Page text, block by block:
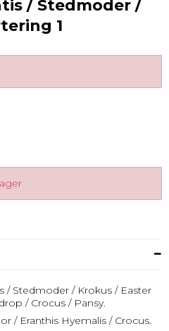
/ Stedmoder /
1
Stedmoder / Krokus / Easter
/ Crocus / Pansy.
/ Eranthis Hyemalis / Crocus.